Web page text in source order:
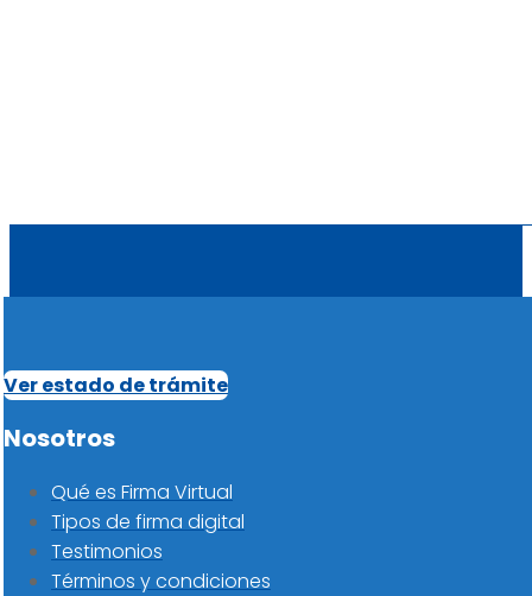
Ver estado de trámite
Nosotros
Qué es Firma Virtual
Tipos de firma digital
Testimonios
Términos y condiciones